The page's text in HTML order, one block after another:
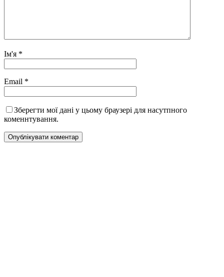
Ім'я *
Email *
Зберегти мої дані у цьому браузері для насутпного
коменнтування.